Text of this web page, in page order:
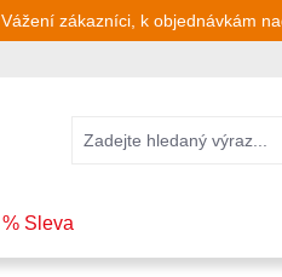
Vážení zákazníci, k objednávkám
% Sleva